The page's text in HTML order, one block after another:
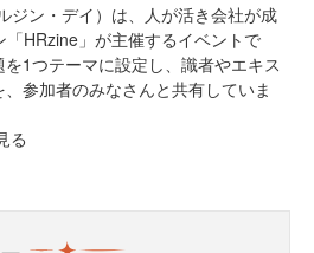
ジン・デイ）は、人が活き会社が成
HRzine」が主催するイベントで
1つテーマに設定し、識者やエキス
参加者のみなさんと共有していま
る